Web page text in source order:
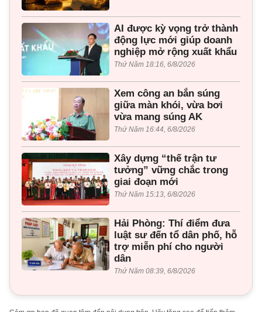
AI được kỳ vọng trở thành
động lực mới giúp doanh
nghiệp mở rộng xuất khẩu
Thứ Năm 18:16, 6/8/2026
Xem công an bắn súng
giữa màn khói, vừa bơi
vừa mang súng AK
Thứ Năm 16:44, 6/8/2026
Xây dựng “thế trận tư
tưởng” vững chắc trong
giai đoạn mới
Thứ Năm 15:13, 6/8/2026
Hải Phòng: Thí điểm đưa
luật sư đến tổ dân phố, hỗ
trợ miễn phí cho người
dân
Thứ Năm 08:39, 6/8/2026